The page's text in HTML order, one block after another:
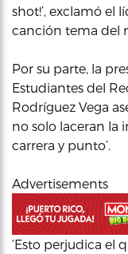
shot!’, exclamó el
canción tema del
Por su parte, la
Estudiantes del
Rodríguez Vega
no solo laceran la
carrera y punto’.
Advertisements
‘Esto perjudica el